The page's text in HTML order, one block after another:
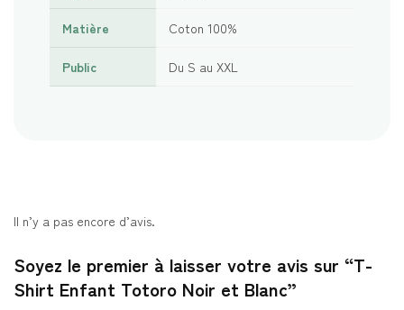
Matière Coton 100%
Public Du S au XXL
Il n’y a pas encore d’avis.
Soyez le premier à laisser votre avis sur “T-
Shirt Enfant Totoro Noir et Blanc”